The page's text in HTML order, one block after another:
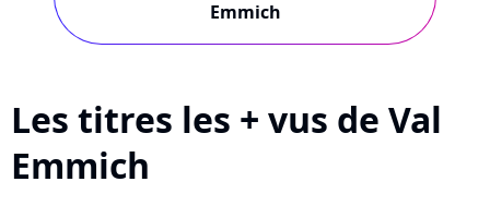
Emmich
Les titres les + vus de Val
Emmich